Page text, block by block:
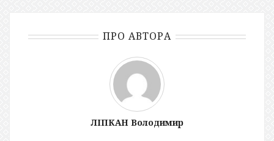
ПРО АВТОРА
ЛІПКАН Володимир